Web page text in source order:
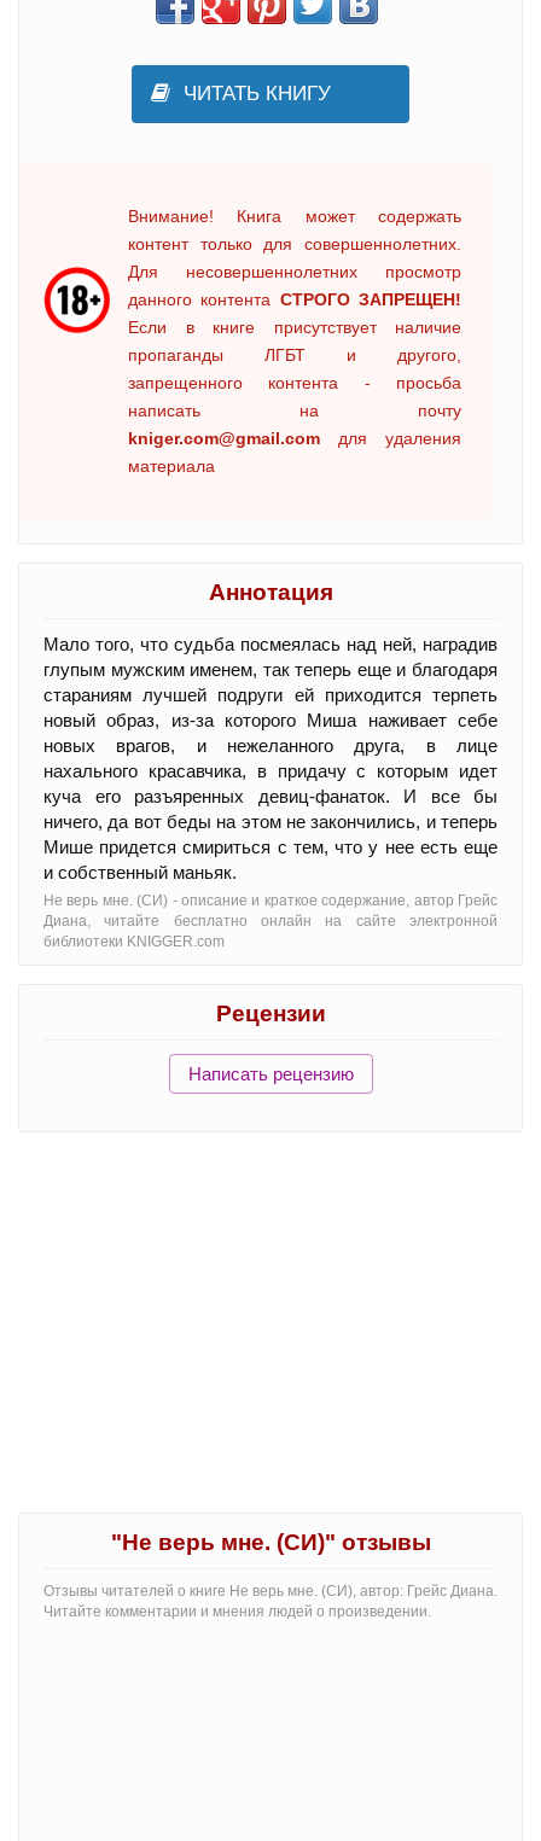
ЧИТАТЬ КНИГУ
Внимание! Книга может содержать
контент только для совершеннолетних.
Для несовершеннолетних просмотр
данного контента СТРОГО ЗАПРЕЩЕН!
Если в книге присутствует наличие
пропаганды ЛГБТ и другого,
запрещенного контента - просьба
написать на почту
kniger.com@gmail.com для удаления
материала
Аннотация
Мало того, что судьба посмеялась над ней, наградив
глупым мужским именем, так теперь еще и благодаря
стараниям лучшей подруги ей приходится терпеть
новый образ, из-за которого Миша наживает себе
новых врагов, и нежеланного друга, в лице
нахального красавчика, в придачу с которым идет
куча его разъяренных девиц-фанаток. И все бы
ничего, да вот беды на этом не закончились, и теперь
Мише придется смириться с тем, что у нее есть еще
и собственный маньяк.
Не верь мне. (СИ) - oписание и краткое содержание, автор Грейс
Диана, читайте бесплатно онлайн на сайте электронной
библиотеки KNIGGER.com
Рецензии
Написать рецензию
"Не верь мне. (СИ)" отзывы
Отзывы читателей о книге Не верь мне. (СИ), автор: Грейс Диана.
Читайте комментарии и мнения людей о произведении.